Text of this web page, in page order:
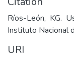
Ríos-León, KG.
Instituto Nacional
URI